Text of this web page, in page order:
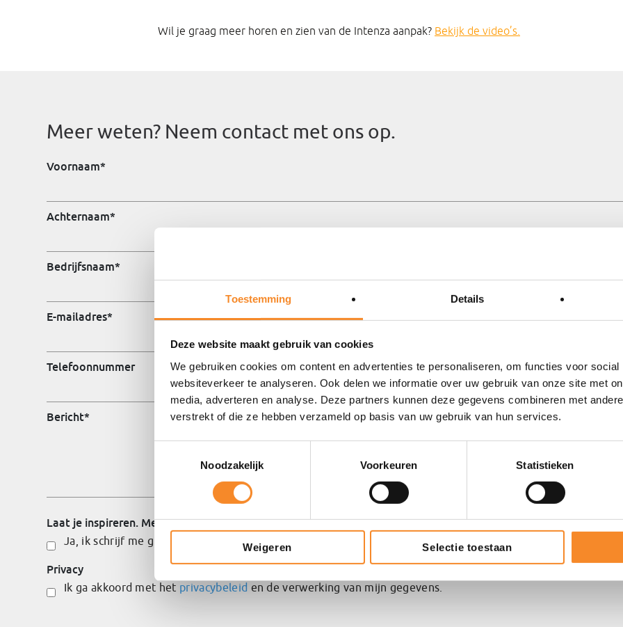
Toestemming Details
Deze website maakt gebruik van cookies
We gebruiken cookies om content en advertenties te personaliseren, om functies voor
websiteverkeer te analyseren. Ook delen we informatie over uw gebruik van onze site met
media, adverteren en analyse. Deze partners kunnen deze gegevens combineren met
verstrekt of die ze hebben verzameld op basis van uw gebruik van hun services.
Noodzakelijk
Voorkeuren Statistieken
Weigeren Selectie toestaan
Wil je graag meer horen en zien van de Intenza aanpak? Bekijk de video’s.
Meer weten? Neem contact met ons op.
Voornaam*
Achternaam*
Bedrijfsnaam*
E-mailadres*
Telefoonnummer
Bericht*
Laat je inspireren. Meld je aan voor onze nieuwsbrief.
Ja, ik schrijf me graag in!
Privacy
Ik ga akkoord met het privacybeleid en de verwerking van mijn gegevens.